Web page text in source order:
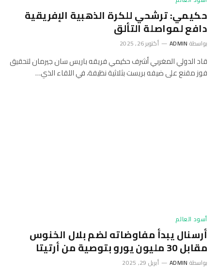
حكيمي: ترشحي للكرة الذهبية الإفريقية
دافع لمواصلة التألق
بواسطة ADMIN أكتوبر 26, 2025
قاد الدولي المغربي أشرف حكيمي فريقه باريس سان جيرمان لتحقيق
فوز مقنع على ضيفه بريست بثلاثية نظيفة، في اللقاء الذي…
أسود العالم
أرسنال يبدأ مفاوضاته لضم بلال الخنوس
مقابل 30 مليون يورو بتوصية من أرتيتا
بواسطة ADMIN أبريل 29, 2025